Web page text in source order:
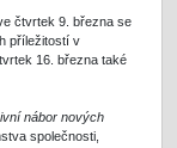
čtvrtek 9. března se
příležitostí v
16. března také
nábor nových
společnosti,